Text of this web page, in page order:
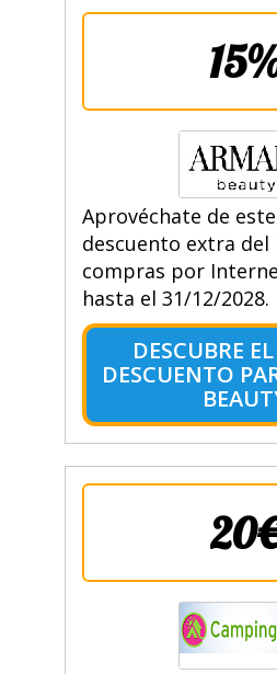
Aprovéchate de
descuento extra del
compras por
hasta el 31/12/2028.
DESCUBRE
DESCUENTO